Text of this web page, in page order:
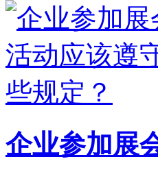
企业参加展